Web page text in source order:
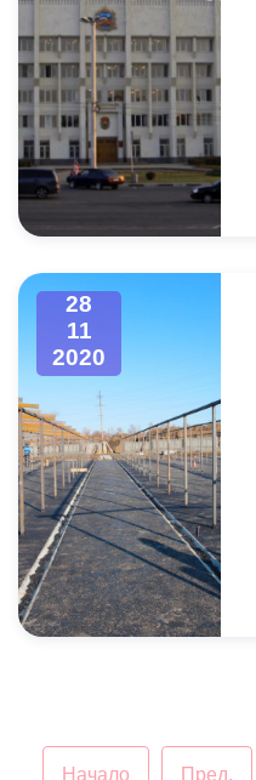
28
11
2020
Начало Пред.